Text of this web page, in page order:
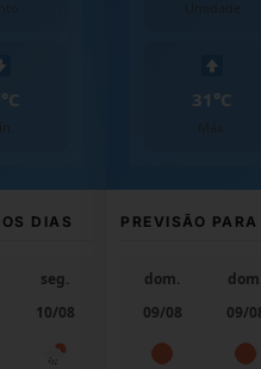
ter.
11/08
PREVISÃO PARA OS
09/08
dom.
09/08
seg.
10/